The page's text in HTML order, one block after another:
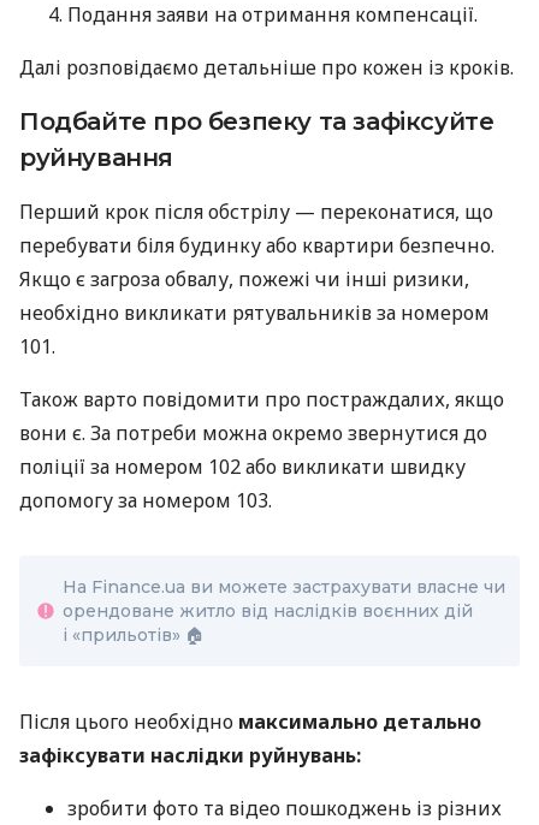
Подання заяви на отримання компенсації.
Далі розповідаємо детальніше про кожен із кроків.
Подбайте про безпеку та зафіксуйте
руйнування
Перший крок після обстрілу — переконатися, що
перебувати біля будинку або квартири безпечно.
Якщо є загроза обвалу, пожежі чи інші ризики,
необхідно викликати рятувальників за номером
101.
Також варто повідомити про постраждалих, якщо
вони є. За потреби можна окремо звернутися до
поліції за номером 102 або викликати швидку
допомогу за номером 103.
На Finance.ua ви можете застрахувати власне чи
орендоване житло від наслідків воєнних дій
і «прильотів» 🏠
Після цього необхідно максимально детально
зафіксувати наслідки руйнувань:
зробити фото та відео пошкоджень із різних